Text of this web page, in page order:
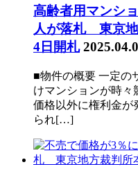
高齢者用マンシ
人が落札 東京地
4日開札
■物件の概要 一定の
けマンションが時々
価格以外に権利金が
られ[…]